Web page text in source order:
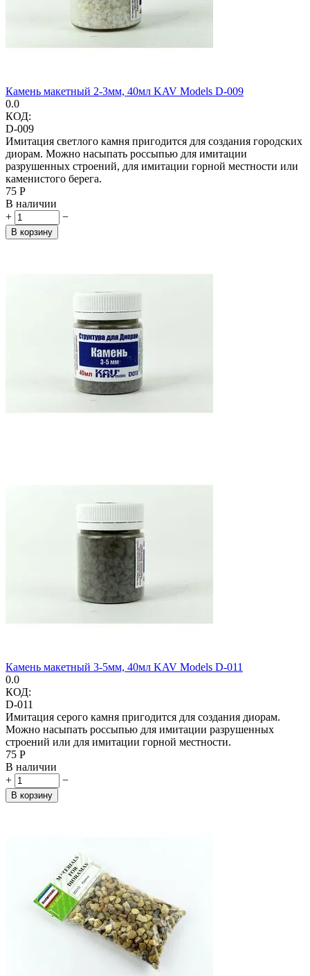
Камень макетный 2-3мм, 40мл KAV Models D-009
0.0
КОД:
D-009
Имитация светлого камня пригодится для создания городских
диорам. Можно насыпать россыпью для имитации
разрушенных строений, для имитации горной местности или
каменистого берега.
‍75‍ Р
В наличии
+
−
В корзину
Камень макетный 3-5мм, 40мл KAV Models D-011
0.0
КОД:
D-011
Имитация серого камня пригодится для создания диорам.
Можно насыпать россыпью для имитации разрушенных
строений или для имитации горной местности.
‍75‍ Р
В наличии
+
−
В корзину